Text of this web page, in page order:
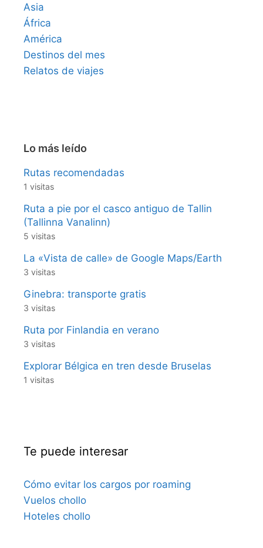
Asia
África
América
Destinos del mes
Relatos de viajes
Lo más leído
Rutas recomendadas
1 visitas
Ruta a pie por el casco antiguo de Tallin
(Tallinna Vanalinn)
5 visitas
La «Vista de calle» de Google Maps/Earth
3 visitas
Ginebra: transporte gratis
3 visitas
Ruta por Finlandia en verano
3 visitas
Explorar Bélgica en tren desde Bruselas
1 visitas
Te puede interesar
Cómo evitar los cargos por roaming
Vuelos chollo
Hoteles chollo